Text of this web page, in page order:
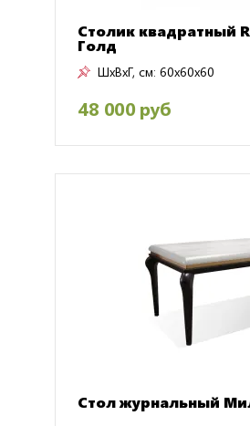
Столик квадратный
Голд
ШxВxГ, см: 60x60x60
48 000 руб
Стол журнальный